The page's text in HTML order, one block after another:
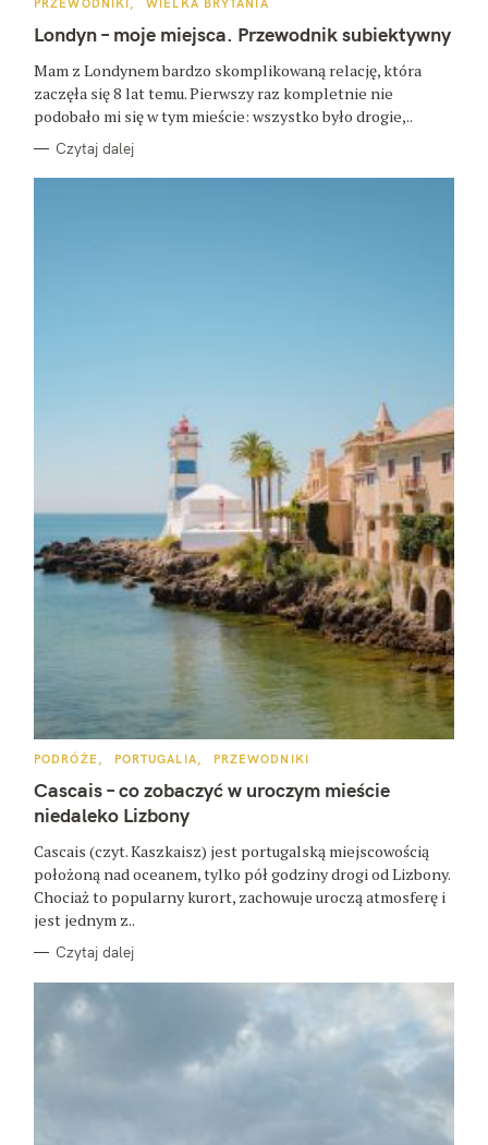
T
E
O
R
I
Londyn – moje miejsca. Przewodnik subiektywny
Mam z Londynem bardzo skomplikowaną relację, która
zaczęła się 8 lat temu. Pierwszy raz kompletnie nie
podobało mi się w tym mieście: wszystko było drogie,..
Czytaj dalej
K
T
E
G
O
I
PODRÓŻE PORTUGALIA PRZEWODNIKI
Cascais – co zobaczyć w uroczym mieście
niedaleko Lizbony
Cascais (czyt. Kaszkaisz) jest portugalską miejscowością
położoną nad oceanem, tylko pół godziny drogi od Lizbony.
Chociaż to popularny kurort, zachowuje uroczą atmosferę i
jest jednym z..
Czytaj dalej